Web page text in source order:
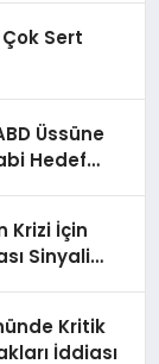
Çok Sert
Üssüne
Hedef
Krizi İçin
Sinyali
Kritik
İddiası